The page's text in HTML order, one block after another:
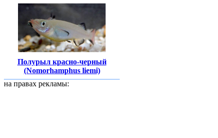
Полурыл красно-черный
(Nomorhamphus liemi)
на правах рекламы: